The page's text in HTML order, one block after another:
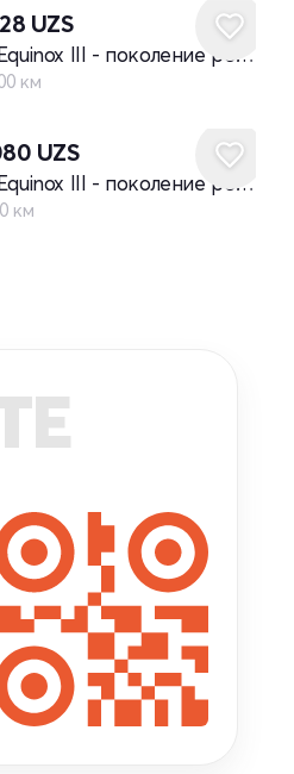
UZS
Chevrolet Equinox III - поколение рестайлинг
км
UZS
Chevrolet Equinox III - поколение рестайлинг
км